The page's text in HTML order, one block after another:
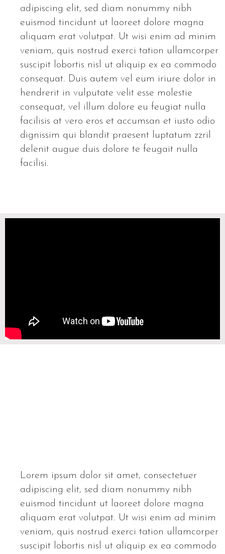
adipiscing elit, sed diam nonummy nibh
euismod tincidunt ut laoreet dolore magna
aliquam erat volutpat. Ut wisi enim ad minim
veniam, quis nostrud exerci tation ullamcorper
suscipit lobortis nisl ut aliquip ex ea commodo
consequat. Duis autem vel eum iriure dolor in
hendrerit in vulputate velit esse molestie
consequat, vel illum dolore eu feugiat nulla
facilisis at vero eros et accumsan et iusto odio
dignissim qui blandit praesent luptatum zzril
delenit augue duis dolore te feugait nulla
facilisi.
Lorem ipsum dolor sit amet, consectetuer
adipiscing elit, sed diam nonummy nibh
euismod tincidunt ut laoreet dolore magna
aliquam erat volutpat. Ut wisi enim ad minim
veniam, quis nostrud exerci tation ullamcorper
suscipit lobortis nisl ut aliquip ex ea commodo